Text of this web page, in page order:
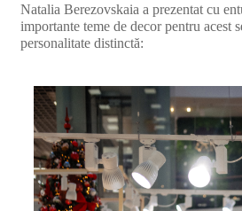
Natalia Berezovskaia a prezentat cu
importante teme de decor pentru acest
personalitate distinctă: